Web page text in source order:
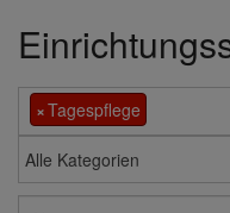
×Tagespflege
Alle Kategorien